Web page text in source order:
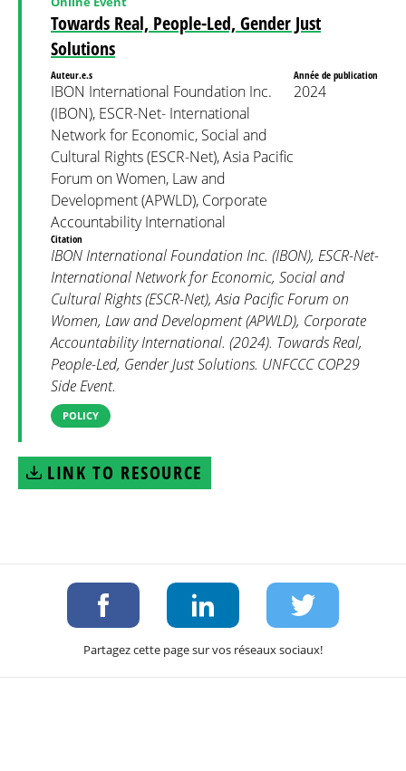
Towards Real, People-Led, Gender Just
Solutions
Auteur.e.s
IBON International Foundation Inc.
(IBON), ESCR-Net- International
Network for Economic, Social and
Cultural Rights (ESCR-Net), Asia Pacific
Forum on Women, Law and
Development (APWLD), Corporate
Accountability International
Année de publication
2024
Citation
IBON International Foundation Inc. (IBON), ESCR-Net-
International Network for Economic, Social and
Cultural Rights (ESCR-Net), Asia Pacific Forum on
Women, Law and Development (APWLD), Corporate
Accountability International. (2024). Towards Real,
People-Led, Gender Just Solutions. UNFCCC COP29
Side Event.
POLICY
LINK TO RESOURCE
Partagez cette page sur vos réseaux sociaux!